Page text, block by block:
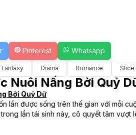
Pinterest Whatsapp
Fantasy Drama Romance Slice
Nuôi Nấng Bởi Quỷ
Bởi Quỷ Dữ
lần được sống trên thế gian với mỗi
lần tái sinh này, cô quyết tâm vượt